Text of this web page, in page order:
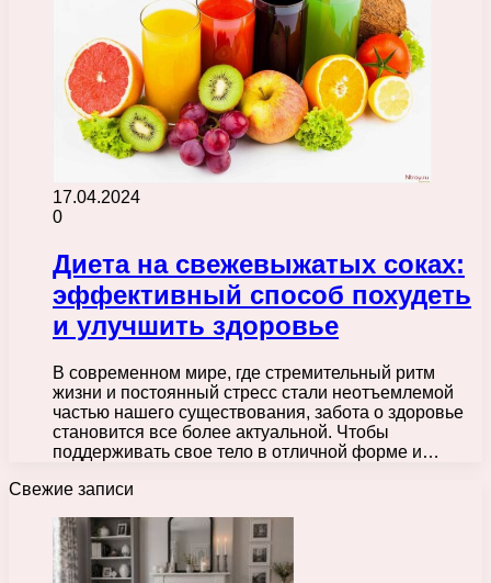
17.04.2024
0
Диета на свежевыжатых соках:
эффективный способ похудеть
и улучшить здоровье
В современном мире, где стремительный ритм
жизни и постоянный стресс стали неотъемлемой
частью нашего существования, забота о здоровье
становится все более актуальной. Чтобы
поддерживать свое тело в отличной форме и…
Свежие записи